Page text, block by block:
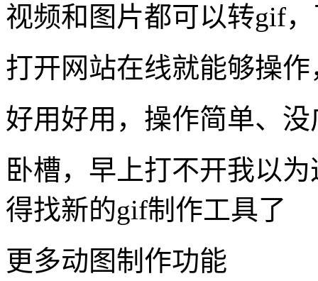
视频和图片都可以转gif
打开网站在线就能够操
好用好用，操作简单、
卧槽，早上打不开我以
得找新的gif制作工具了
更多动图制作功能